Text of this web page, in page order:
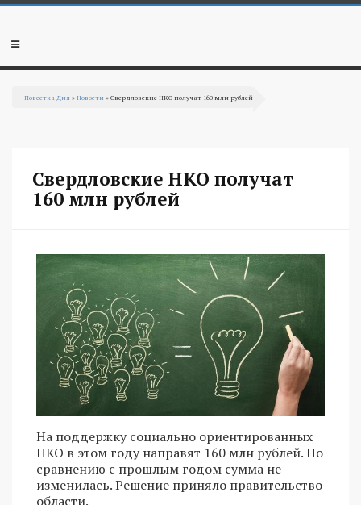
Перейти к основному содержанию
Мобильное
Повестка Дня »Новости » Свердловские НКО получат 160 млн рублей
Свердловские НКО получат
160 млн рублей
На поддержку социально ориентированных
НКО в этом году направят 160 млн рублей. По
сравнению с прошлым годом сумма не
изменилась. Решение приняло правительство
области.